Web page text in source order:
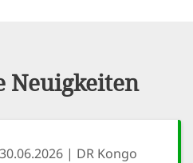
Neuigkeiten
30.06.2026
DR Kongo